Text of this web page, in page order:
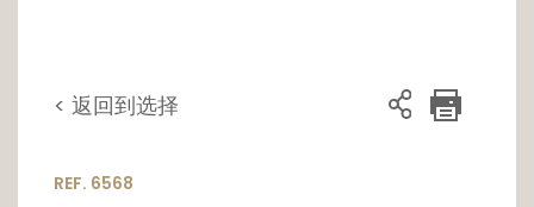
< 返回到选择
REF. 6568